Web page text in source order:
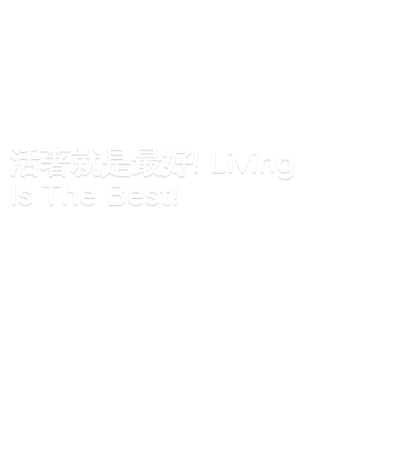
活著就是最好! Living
Is The Best!